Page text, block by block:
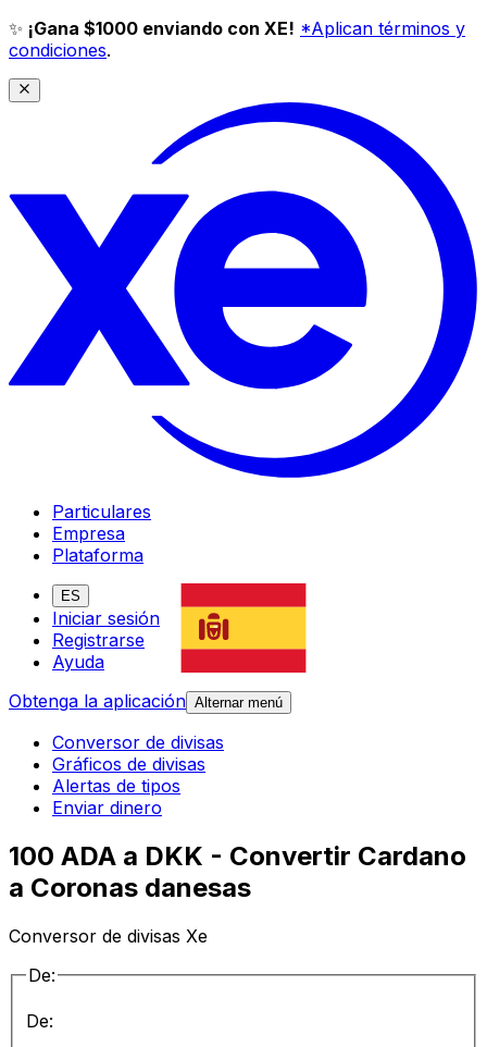
✨ ¡Gana $1000 enviando con XE! *Aplican términos y
condiciones.
Particulares
Empresa
Plataforma
ES
Iniciar sesión
Registrarse
Ayuda
Obtenga la aplicación Alternar menú
Conversor de divisas
Gráficos de divisas
Alertas de tipos
Enviar dinero
100 ADA a DKK - Convertir Cardano
a Coronas danesas
Conversor de divisas Xe
De:
De: